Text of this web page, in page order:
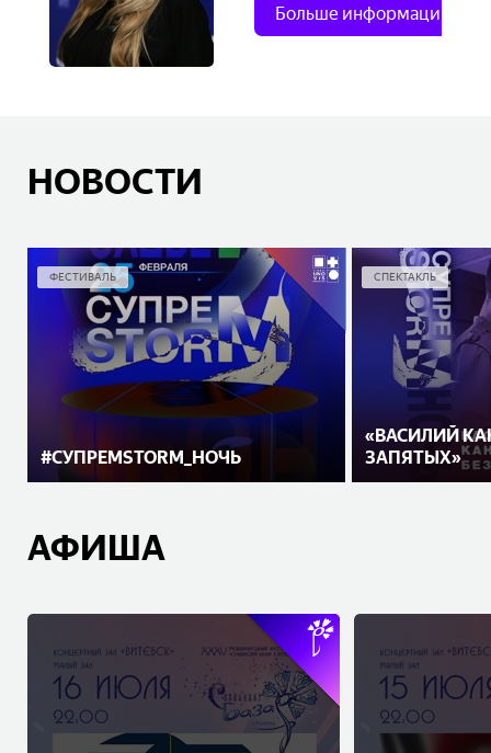
Больше информации
НОВОСТИ
ФЕСТИВАЛЬ
#СУПРЕМSTORM_НОЧЬ
СПЕКТАКЛЬ
«ВАСИЛИЙ
ЗАПЯТЫХ»
АФИША